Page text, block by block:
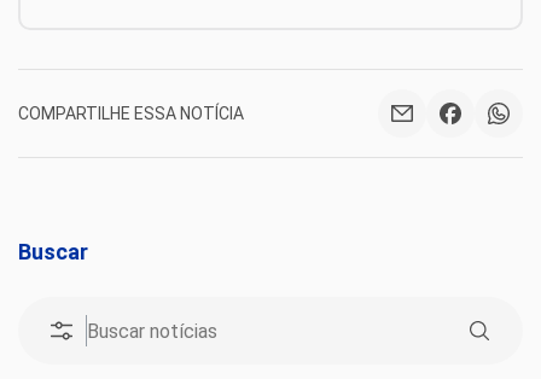
COMPARTILHE ESSA NOTÍCIA
Buscar